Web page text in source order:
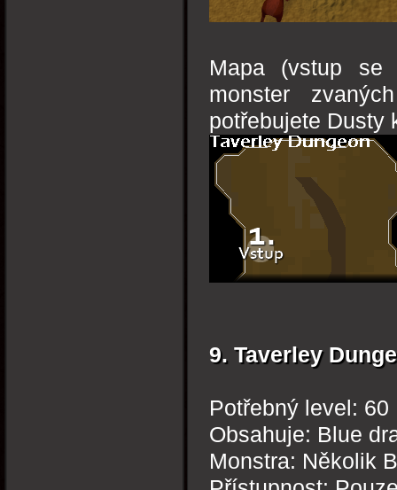
Mapa (vstup se
monster
potřebujete Dusty
9. Taverley
Potřebný level: 60
Obsahuje: Blue
Monstra: Několik